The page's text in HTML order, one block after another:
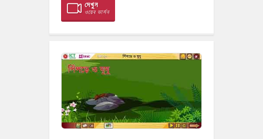
দেখুন
ওয়েব ভার্সন